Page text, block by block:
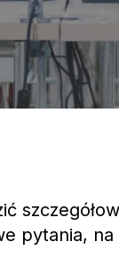
pytania,